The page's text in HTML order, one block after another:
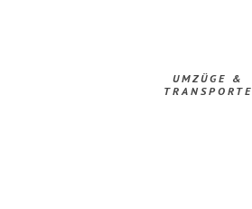
UMZÜGE &
TRANSPORTE